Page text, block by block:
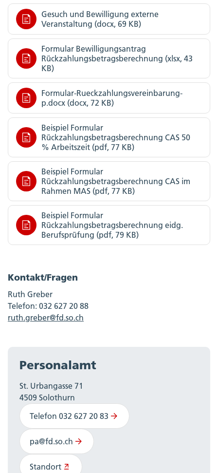
Gesuch und Bewilligung externe
Veranstaltung (docx, 69 KB)
Formular Bewilligungsantrag
Rückzahlungsbetragsberechnung (xlsx, 43
KB)
Formular-Rueckzahlungsvereinbarung-
p.docx (docx, 72 KB)
Beispiel Formular
Rückzahlungsbetragsberechnung CAS 50
% Arbeitszeit (pdf, 77 KB)
Beispiel Formular
Rückzahlungsbetragsberechnung CAS im
Rahmen MAS (pdf, 77 KB)
Beispiel Formular
Rückzahlungsbetragsberechnung eidg.
Berufsprüfung (pdf, 79 KB)
Kontakt/Fragen
Ruth Greber
Telefon: 032 627 20 88
ruth.greber@fd.so.ch
Personalamt
St. Urbangasse 71
4509 Solothurn
Telefon 032 627 20 83
pa@fd.so.ch
Standort